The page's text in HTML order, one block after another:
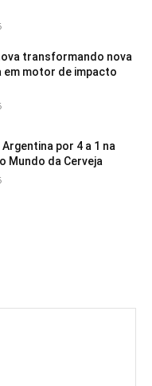
transformando nova
em motor de impacto
por 4 a 1 na
Mundo da Cerveja